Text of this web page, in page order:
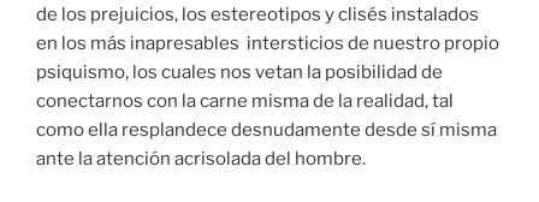
de los prejuicios, los estereotipos y clisés instalados
en los más inapresables intersticios de nuestro propio
psiquismo, los cuales nos vetan la posibilidad de
conectarnos con la carne misma de la realidad, tal
como ella resplandece desnudamente desde sí misma
ante la atención acrisolada del hombre.